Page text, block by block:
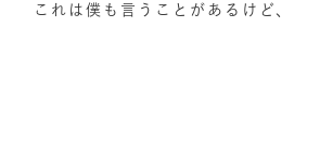
これは僕も言うことがあるけど、